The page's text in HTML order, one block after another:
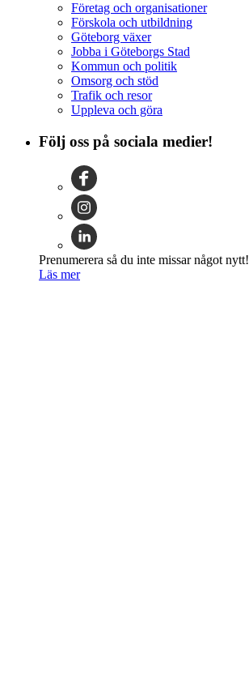
Företag och organisationer
Förskola och utbildning
Göteborg växer
Jobba i Göteborgs Stad
Kommun och politik
Omsorg och stöd
Trafik och resor
Uppleva och göra
Följ oss på sociala medier!
Prenumerera så du inte missar något nytt!
Läs mer